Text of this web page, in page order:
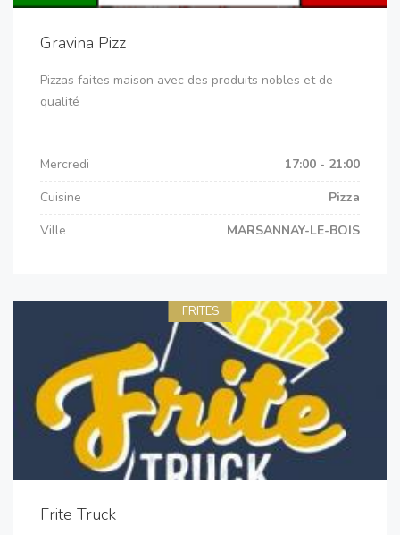
Gravina Pizz
Pizzas faites maison avec des produits nobles et de
qualité
Mercredi
17:00 - 21:00
Cuisine
Pizza
Ville
MARSANNAY-LE-BOIS
FRITES
Frite Truck